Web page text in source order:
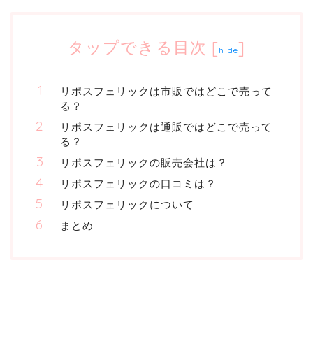
タップできる目次 [ hide]
リポスフェリックは市販ではどこで売って
る？
リポスフェリックは通販ではどこで売って
る？
リポスフェリックの販売会社は？
リポスフェリックの口コミは？
リポスフェリックについて
まとめ